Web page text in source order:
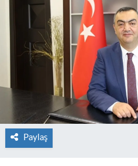
Paylaş
Soma
Resmi İlanlar
Son Dakika Haberleri
Haber Arşivi